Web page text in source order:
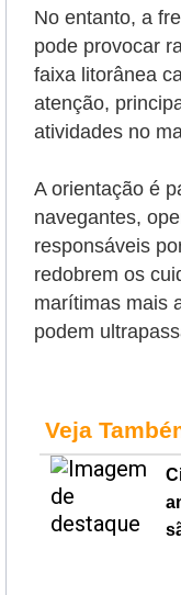
No entanto, a
pode provocar
faixa litorânea
atenção,
atividades no
A orientação é
navegantes,
responsáveis
redobrem os
marítimas mais
podem
Veja